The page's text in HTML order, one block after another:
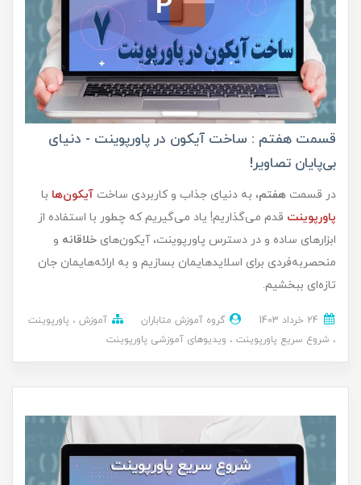
قسمت هفتم : ساخت آیکون در پاورپوینت - دنیای
بی‌پایان تصاویر!
در قسمت هفتم، به دنیای جذاب و کاربردی ساخت آیکون‌ها با
پاورپوینت قدم می‌گذاریم! یاد می‌گیریم که چطور با استفاده از
ابزارهای ساده و در دسترس پاورپوینت، آیکون‌های خلاقانه و
منحصر‌به‌فردی برای اسلایدهایمان بسازیم و به ارائه‌هایمان جان
تازه‌ای ببخشیم.
گروه آموزش متاباران آموزش
پاورپوینت
شروع سریع پاورپوینت
ویدیوهای آموزشی پاورپوینت